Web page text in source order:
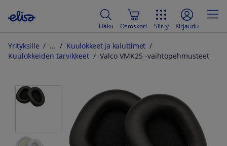
Haku Ostoskori Siirry Kirjaudu
Yrityksille
Kuulokkeet ja kaiuttimet
Kuulokkeiden tarvikkeet
Valco VMK25 -vaihtopehmusteet